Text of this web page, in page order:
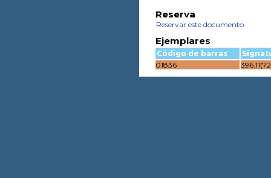
Reserva
Reservar este documento
Ejemplares
Código de barras
01836